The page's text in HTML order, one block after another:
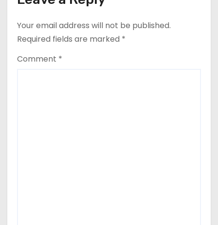
Your email address will not be published.
Required fields are marked *
Comment *